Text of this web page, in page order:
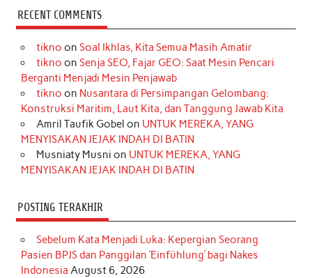
c
e
b
o
k
s
t
a
r
a
m
k
T
o
k
t
e
e
s
t
k
e
d
I
n
t
t
r
T
u
e
RECENT COMMENTS
tikno on Soal Ikhlas, Kita Semua Masih Amatir
tikno on Senja SEO, Fajar GEO: Saat Mesin Pencari
Berganti Menjadi Mesin Penjawab
tikno on Nusantara di Persimpangan Gelombang:
Konstruksi Maritim, Laut Kita, dan Tanggung Jawab Kita
Amril Taufik Gobel on UNTUK MEREKA, YANG
MENYISAKAN JEJAK INDAH DI BATIN
Musniaty Musni on UNTUK MEREKA, YANG
MENYISAKAN JEJAK INDAH DI BATIN
POSTING TERAKHIR
Sebelum Kata Menjadi Luka: Kepergian Seorang
Pasien BPJS dan Panggilan ‘Einfühlung’ bagi Nakes
Indonesia August 6, 2026